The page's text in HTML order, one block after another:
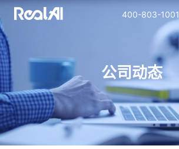
400-803-1001
公司动态